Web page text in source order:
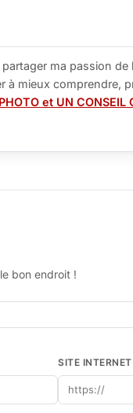
ma passion
à mieux comprendre,
et UN
bon endroit !
SITE INTERNET